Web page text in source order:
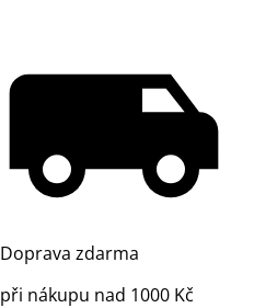
Doprava zdarma
při nákupu nad 1000 Kč